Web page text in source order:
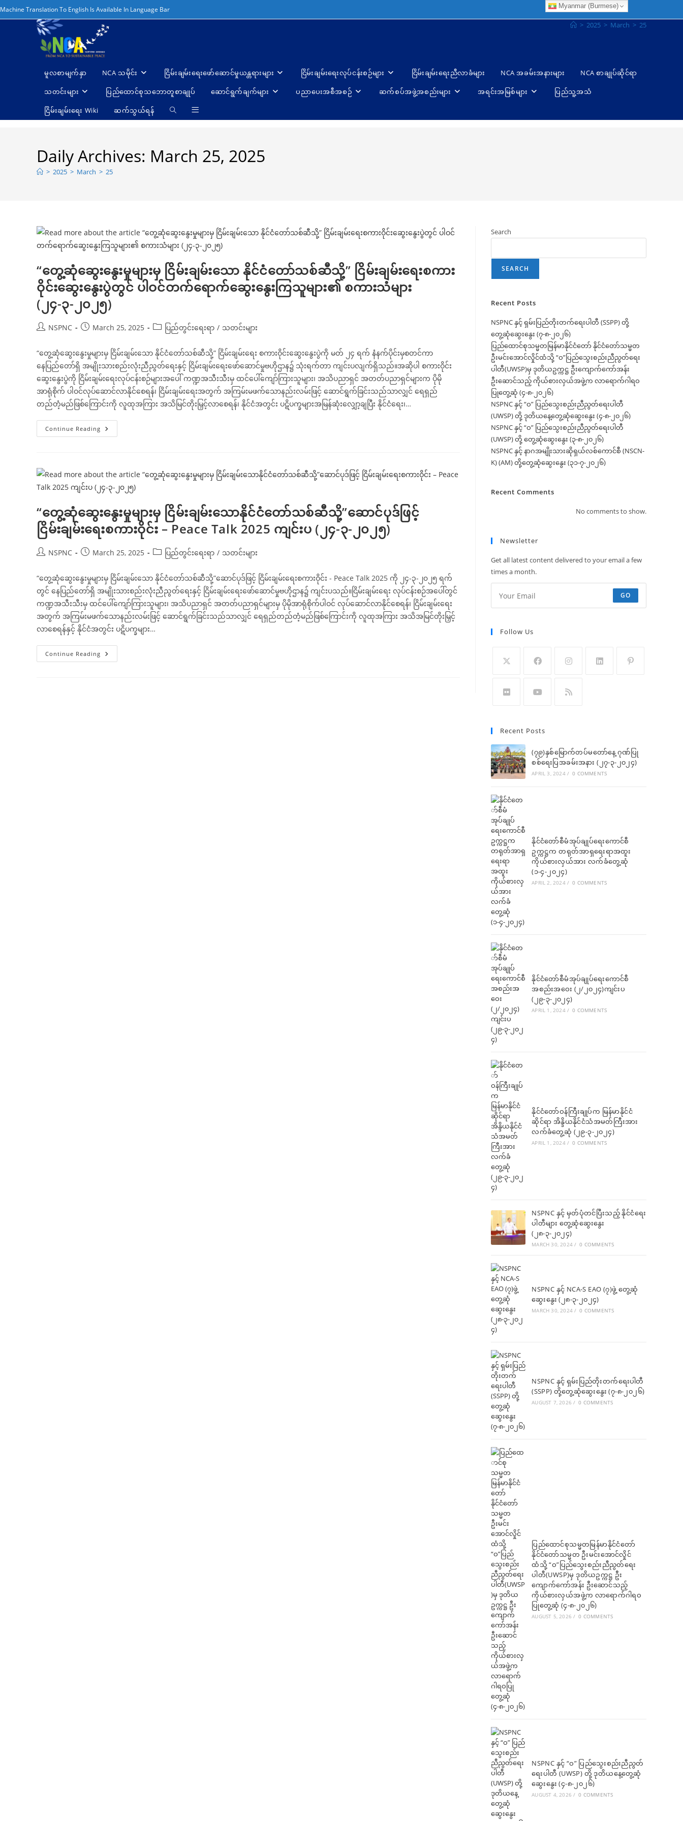
Skip
to
Machine Translation To English Is Available In Language Bar
> 2025 > March > 25
မူလစာမျက်နှာ NCA သမိုင်း ငြိမ်းချမ်းရေးဖော်‌ဆောင်မှုယန္တရားများ ငြိမ်းချမ်းရေးလုပ်ငန်းစဉ်များ ငြိမ်းချမ်းရေးညီလာခံများ NCA အခမ်းအနားများ NCA စာချုပ်ဆိုင်ရာ
သတင်းများ ပြည်ထောင်စုသဘောတူစာချုပ် ဆောင်ရွက်ချက်များ ပညာပေးအစီအစဉ် ဆက်စပ်အဖွဲ့အစည်းများ အရင်းအမြစ်များ ပြည်သူ့အသံ
ငြိမ်းချမ်းရေး Wiki ဆက်သွယ်ရန်
Toggle
search
Daily Archives: March 25, 2025
> 2025 > March > 25
“တွေ့ဆုံဆွေးနွေးမှုများမှ ငြိမ်းချမ်းသော နိုင်ငံတော်သစ်ဆီသို့” ငြိမ်းချမ်းရေးစကား
ဝိုင်းဆွေးနွေးပွဲတွင် ပါဝင်တက်ရောက်ဆွေးနွေးကြသူများ၏ စကားသံများ
(၂၄-၃-၂၀၂၅)
PostNSPNC
PostMarch 25, 2025
Postပြည်တွင်းရေးရာ / သတင်းများ
“တွေ့ဆုံဆွေးနွေးမှုများမှ ငြိမ်းချမ်းသော နိုင်ငံတော်သစ်ဆီသို့” ငြိမ်းချမ်းရေး စကားဝိုင်းဆွေးနွေးပွဲကို မတ် ၂၄ ရက် နံနက်ပိုင်းမှစတင်ကာ
နေပြည်တော်ရှိ အမျိုးသားစည်းလုံးညီညွတ်ရေးနှင့် ငြိမ်းချမ်းရေးဖော်ဆောင်မှုဗဟိုဌာန၌ သုံးရက်တာ ကျင်းပလျက်ရှိသည်။အဆိုပါ စကားဝိုင်း
ဆွေးနွေးပွဲကို ငြိမ်းချမ်းရေးလုပ်ငန်းစဉ်များအပေါ် ကဏ္ဍအသီးသီးမှ ထင်ပေါ်ကျော်ကြားသူများ၊ အသိပညာရှင် အတတ်ပညာရှင်များက ပိုမို
အာရုံစိုက် ပါဝင်လုပ်ဆောင်လာနိုင်စေရန်၊ ငြိမ်းချမ်းရေးအတွက် အကြမ်းမဖက်သောနည်းလမ်းဖြင့် ဆောင်ရွက်ခြင်းသည်သာလျှင် ရေရှည်
တည်တံ့မည်ဖြစ်ကြောင်းကို လူထုအကြား အသိမြင်တိုးမြှင့်လာစေရန်၊ နိုင်ငံအတွင်း ပဋိပက္ခများအမြန်ဆုံးလျှော့ချပြီး နိုင်ငံရေး၊…
Continue Reading “တွေ့ဆုံ
ဆွေးနွေး
သော
နိုင်ငံတော်
သစ်
ဆီ
ငြိမ်းချမ်း
ရေး
စကား
ဝိုင်း
ဆွေးနွေး
ပွဲ
တွင်
ပါဝင်
ရောက်
ဆွေးနွေး
ကြ
သူများ၏
စကား
သံ
များ
(၂၄-၃-၂၀၂၅)
“တွေ့ဆုံဆွေးနွေးမှုများမှ ငြိမ်းချမ်းသောနိုင်ငံတော်သစ်ဆီသို့”ဆောင်ပုဒ်ဖြင့်
ငြိမ်းချမ်းရေးစကားဝိုင်း – Peace Talk 2025 ကျင်းပ (၂၄-၃-၂၀၂၅)
PostNSPNC
PostMarch 25, 2025
Postပြည်တွင်းရေးရာ / သတင်းများ
“တွေ့ဆုံဆွေးနွေးမှုများမှ ငြိမ်းချမ်းသော နိုင်ငံတော်သစ်ဆီသို့”ဆောင်ပုဒ်ဖြင့် ငြိမ်းချမ်းရေးစကားဝိုင်း - Peace Talk 2025 ကို ၂၄-၃-၂၀၂၅ ရက်
တွင် နေပြည်တော်ရှိ အမျိုးသားစည်းလုံးညီညွတ်ရေးနှင့် ငြိမ်းချမ်းရေးဖော်ဆောင်မှုဗဟိုဌာန၌ ကျင်းပသည်။ငြိမ်းချမ်းရေး လုပ်ငန်းစဉ်အပေါ်တွင်
ကဏ္ဍအသီးသီးမှ ထင်ပေါ်ကျော်ကြားသူများ၊ အသိပညာရှင် အတတ်ပညာရှင်များမှ ပိုမိုအာရုံစိုက်ပါဝင် လုပ်ဆောင်လာနိုင်စေရန်၊ ငြိမ်းချမ်းရေး
အတွက် အကြမ်းမဖက်သောနည်းလမ်းဖြင့် ဆောင်ရွက်ခြင်းသည်သာလျှင် ရေရှည်တည်တံ့မည်ဖြစ်ကြောင်းကို လူထုအကြား အသိအမြင်တိုးမြှင့်
လာစေရန်နှင့် နိုင်ငံအတွင်း ပဋိပက္ခများ…
Continue Reading “တွေ့ဆုံ
ဆွေးနွေး
Search
SEARCH
Recent Posts
NSPNC နှင့် ရှမ်းပြည်တိုးတက်ရေးပါတီ (SSPP) တို့
တွေ့ဆုံဆွေးနွေး (၇-၈-၂၀၂၆)
ပြည်ထောင်စုသမ္မတမြန်မာနိုင်ငံတော် နိုင်ငံတော်သမ္မတ
ဦးမင်းအောင်လှိုင်ထံသို့ “ဝ”ပြည်သွေးစည်းညီညွတ်ရေး
ပါတီ(UWSP)မှ ဒုတိယဥက္ကဋ္ဌ ဦးကျောက်ကော်အန်း
ဦးဆောင်သည့် ကိုယ်စားလှယ်အဖွဲ့က လာရောက်ဂါရဝ
ပြုတွေ့ဆုံ (၄-၈-၂၀၂၆)
NSPNC နှင့် “ဝ” ပြည်သွေးစည်းညီညွတ်ရေးပါတီ
(UWSP) တို့ ဒုတိယနေ့တွေ့ဆုံဆွေးနွေး (၄-၈-၂၀၂၆)
NSPNC နှင့် “ဝ” ပြည်သွေးစည်းညီညွတ်ရေးပါတီ
(UWSP) တို့ တွေ့ဆုံဆွေးနွေး (၃-၈-၂၀၂၆)
NSPNC နှင့် နာဂအမျိုးသားဆိုရှယ်လစ်ကောင်စီ (NSCN-
K) (AM) တို့တွေ့ဆုံဆွေးနွေး (၃၁-၇-၂၀၂၆)
Recent Comments
No comments to show.
Newsletter
Get all latest content delivered to your email a few
times a month.
GO
Follow Us
tab
tab
a
new
tab
new
tab
new
tab
Recent Posts
(၇၉)နှစ်မြောက်တပ်မတော်နေ့ ဂုဏ်ပြု
စစ်ရေးပြအခမ်းအနား (၂၇-၃-၂၀၂၄)
APRIL 3, 2024 / 0 COMMENTS
နိုင်ငံတော်စီမံအုပ်ချုပ်ရေးကောင်စီ
ဥက္ကဋ္ဌက တရုတ်အာရှရေးရာအထူး
ကိုယ်စားလှယ်အား လက်ခံတွေ့ဆုံ
(၁-၄-၂၀၂၄)
APRIL 2, 2024 / 0 COMMENTS
နိုင်ငံတော်စီမံအုပ်ချုပ်ရေးကောင်စီ
အစည်းအဝေး (၂/၂၀၂၄)ကျင်းပ
(၂၉-၃-၂၀၂၄)
APRIL 1, 2024 / 0 COMMENTS
နိုင်ငံတော်ဝန်ကြီးချုပ်က မြန်မာနိုင်ငံ
ဆိုင်ရာ အိန္ဒိယနိုင်ငံသံအမတ်ကြီးအား
လက်ခံတွေ့ဆုံ (၂၉-၃-၂၀၂၄)
APRIL 1, 2024 / 0 COMMENTS
NSPNC နှင့် မှတ်ပုံတင်ပြီးသည့် နိုင်ငံရေး
ပါတီများ တွေ့ဆုံဆွေးနွေး
(၂၈-၃-၂၀၂၄)
MARCH 30, 2024 / 0 COMMENTS
NSPNC နှင့် NCA-S EAO (၇)ဖွဲ့ တွေ့ဆုံ
ဆွေးနွေး (၂၈-၃-၂၀၂၄)
MARCH 30, 2024 / 0 COMMENTS
NSPNC နှင့် ရှမ်းပြည်တိုးတက်ရေးပါတီ
(SSPP) တို့တွေ့ဆုံဆွေးနွေး (၇-၈-၂၀၂၆)
AUGUST 7, 2026 / 0 COMMENTS
ပြည်ထောင်စုသမ္မတမြန်မာနိုင်ငံတော်
နိုင်ငံတော်သမ္မတ ဦးမင်းအောင်လှိုင်
ထံသို့ “ဝ”ပြည်သွေးစည်းညီညွတ်ရေး
ပါတီ(UWSP)မှ ဒုတိယဥက္ကဋ္ဌ ဦး
ကျောက်ကော်အန်း ဦးဆောင်သည့်
ကိုယ်စားလှယ်အဖွဲ့က လာရောက်ဂါရဝ
ပြုတွေ့ဆုံ (၄-၈-၂၀၂၆)
AUGUST 5, 2026 / 0 COMMENTS
NSPNC နှင့် “ဝ” ပြည်သွေးစည်းညီညွတ်
ရေးပါတီ (UWSP) တို့ ဒုတိယနေ့တွေ့ဆုံ
ဆွေးနွေး (၄-၈-၂၀၂၆)
AUGUST 4, 2026 / 0 COMMENTS
Myanmar (Burmese)